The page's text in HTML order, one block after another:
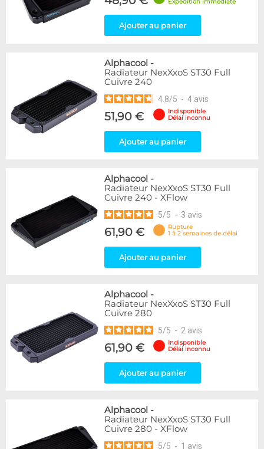
Expédition immédiate
Ajouter au panier
Alphacool -
Radiateur NexXxoS ST30 Full
Cuivre 240
4.8/5 - 4 avis
51,90 €
Indisponible
Délai inconnu
Ajouter au panier
Alphacool -
Radiateur NexXxoS ST30 Full
Cuivre 240 - XFlow
5/5 - 3 avis
61,90 €
Rupture
1 à 2 semaines de délai
Ajouter au panier
Alphacool -
Radiateur NexXxoS ST30 Full
Cuivre 280
5/5 - 2 avis
61,90 €
Indisponible
Délai inconnu
Ajouter au panier
Alphacool -
Radiateur NexXxoS ST30 Full
Cuivre 280 - XFlow
5/5 - 1 avis